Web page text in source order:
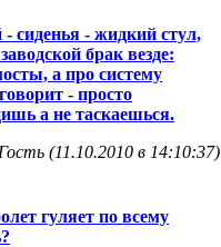
сиденья - жидкий стул,
брак везде:
а про систему
- просто
а не таскаешься.
(11.10.2010 в 14:10:37)
гуляет по всему